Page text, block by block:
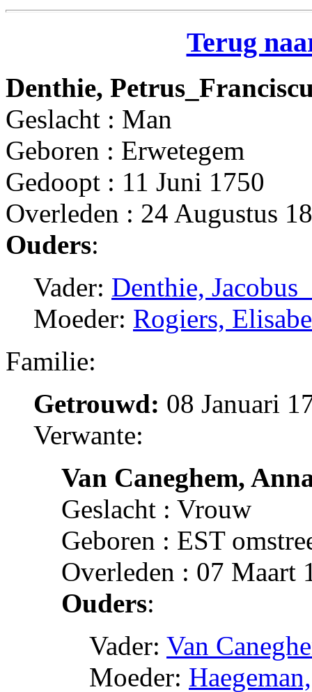
Terug
Denthie,
Geslacht : Man
Geboren : Erwetegem
Gedoopt : 11 Juni 1750
Overleden : 24 Augustus
Ouders:
Vader: Denthie,
Moeder: Rogiers,
Familie:
Getrouwd: 08 Januari
Verwante:
Van Caneghem,
Geslacht : Vrouw
Geboren : EST
Overleden : 07 Maart
Ouders:
Vader: Van
Moeder: